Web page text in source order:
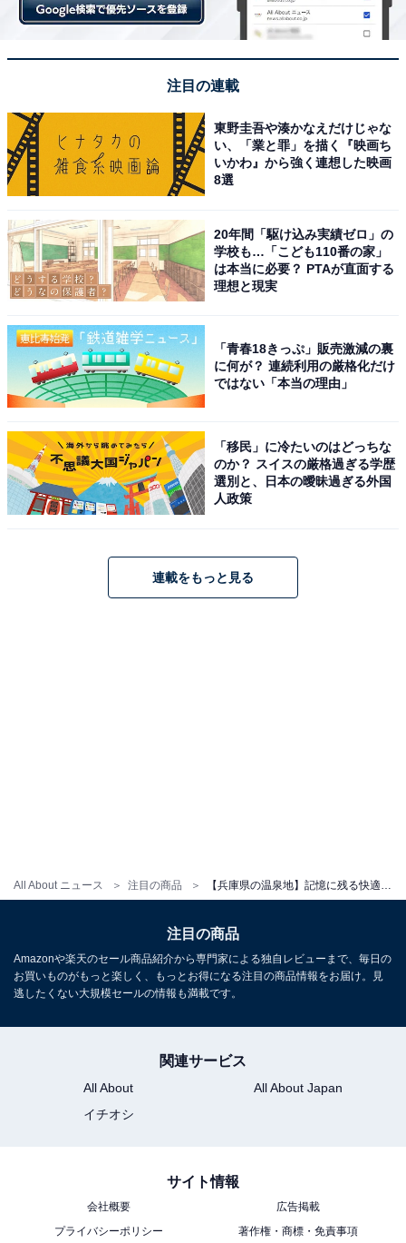
All About ニュース 注目の商品
城崎温泉 泉翠（画像出典：楽天トラベル）
城崎温泉 泉翠は、趣の異なる3つの貸切風呂「陶の湯」
「檜の湯」「蒸の湯」を楽しめるのが魅力です。料理は
こだわりの料理を提供。静寂に包まれた大人な空間で、
日常を離れた上質な時間を心ゆくまで過ごすことができ
所在地：兵庫県豊岡市城崎町湯島753
交通手段：JR城崎温泉駅から徒歩約8分／北近畿豊岡自
動車道 但馬空港ICから車で約25分
料金
※料金は公式Webサイト参考価格
※プラン・部屋により価格は変動します
注目の連載
東野圭吾や湊かなえだけじゃな
い、「業と罪」を描く『映画ち
いかわ』から強く連想した映画
8選
20年間「駆け込み実績ゼロ」の
学校も…「こども110番の家」
は本当に必要？ PTAが直面する
理想と現実
「青春18きっぷ」販売激減の裏
に何が？ 連続利用の厳格化だけ
ではない「本当の理由」
「移民」に冷たいのはどっちな
のか？ スイスの厳格過ぎる学歴
選別と、日本の曖昧過ぎる外国
人政策
連載をもっと見る
注目の商品
Amazonや楽天のセール商品紹介から専門家による独自レビューまで、毎日の
お買いものがもっと楽しく、もっとお得になる注目の商品情報をお届け。見
逃したくない大規模セールの情報も満載です。
関連サービス
All About
All About Japan
イチオシ
サイト情報
会社概要
広告掲載
プライバシーポリシー
著作権・商標・免責事項